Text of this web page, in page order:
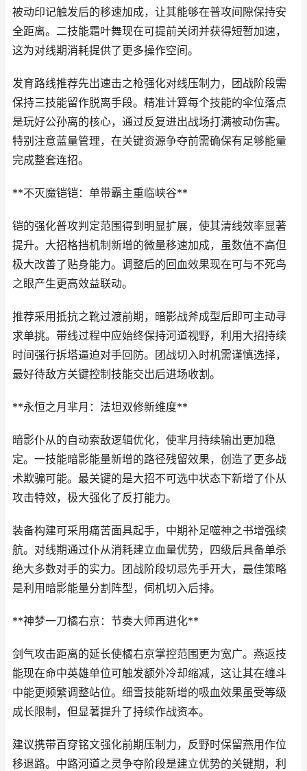
被动印记触发后的移速加成，让其能够在普攻间隙保持安
全距离。二技能霜叶舞现在可提前关闭并获得短暂加速，
这为对线期消耗提供了更多操作空间。
发育路线推荐先出速击之枪强化对线压制力，团战阶段需
保持三技能留作脱离手段。精准计算每个技能的伞位落点
是玩好公孙离的核心，通过反复进出战场打满被动伤害。
特别注意蓝量管理，在关键资源争夺前需确保有足够能量
完成整套连招。
**不灭魔铠铠：单带霸主重临峡谷**
铠的强化普攻判定范围得到明显扩展，使其清线效率显著
提升。大招格挡机制新增的微量移速加成，虽数值不高但
极大改善了贴身能力。调整后的回血效果现在可与不死鸟
之眼产生更高效益联动。
推荐采用抵抗之靴过渡前期，暗影战斧成型后即可主动寻
求单挑。带线过程中应始终保持河道视野，利用大招持续
时间强行拆塔逼迫对手回防。团战切入时机需谨慎选择，
最好待敌方关键控制技能交出后进场收割。
**永恒之月芈月：法坦双修新维度**
暗影仆从的自动索敌逻辑优化，使芈月持续输出更加稳
定。一技能暗影能量新增的路径残留效果，创造了更多战
术欺骗可能。最关键的是大招不可选中状态下新增了仆从
攻击特效，极大强化了反打能力。
装备构建可采用痛苦面具起手，中期补足噬神之书增强续
航。对线期通过仆从消耗建立血量优势，四级后具备单杀
绝大多数对手的实力。团战阶段切忌先手开大，最佳策略
是利用暗影能量分割阵型，伺机切入后排。
**神梦一刀橘右京：节奏大师再进化**
剑气攻击距离的延长使橘右京掌控范围更为宽广。燕返技
能现在命中英雄单位可触发额外冷却缩减，这让其在缠斗
中能更频繁调整站位。细雪技能新增的吸血效果虽受等级
成长限制，但显著提升了持续作战资本。
建议携带百穿铭文强化前期压制力，反野时保留燕用作位
移退路。中路河道之灵争夺阶段是建立优势的关键期，利